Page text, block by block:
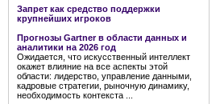
Запрет как средство поддержки
крупнейших игроков
Прогнозы Gartner в области данных и
аналитики на 2026 год
Ожидается, что искусственный интеллект
окажет влияние на все аспекты этой
области: лидерство, управление данными,
кадровые стратегии, рыночную динамику,
необходимость контекста ...